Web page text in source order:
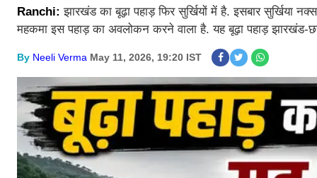
Ranchi:झारखंड का बूढ़ा पहाड़ फिर सुर्खियों में है. इसबार सुर्खिया
महकमा इस पहाड़ का अवलोकन करने वाला है. यह बूढ़ा पहाड़ झारखंड-
By Neeli Verma May 11, 2026, 19:20 IST